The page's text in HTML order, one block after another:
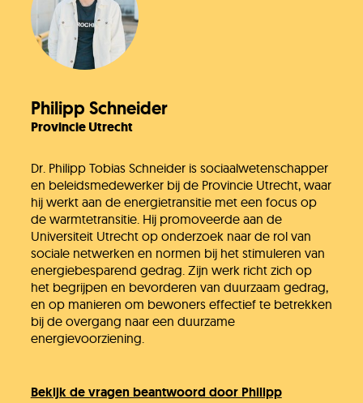
Philipp Schneider
Provincie Utrecht
Dr. Philipp Tobias Schneider is sociaalwetenschapper
en beleidsmedewerker bij de Provincie Utrecht, waar
hij werkt aan de energietransitie met een focus op
de warmtetransitie. Hij promoveerde aan de
Universiteit Utrecht op onderzoek naar de rol van
sociale netwerken en normen bij het stimuleren van
energiebesparend gedrag. Zijn werk richt zich op
het begrijpen en bevorderen van duurzaam gedrag,
en op manieren om bewoners effectief te betrekken
bij de overgang naar een duurzame
energievoorziening.
Bekijk de vragen beantwoord door Philipp